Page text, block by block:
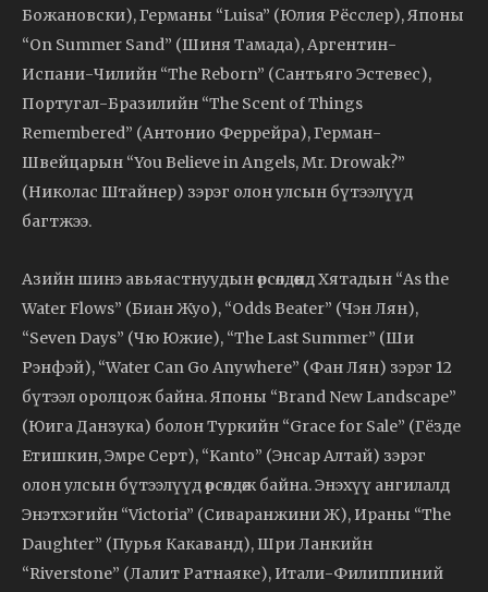
Божановски), Германы “Luisa” (Юлия Рёсслер), Японы
“On Summer Sand” (Шиня Тамада), Аргентин-
Испани-Чилийн “The Reborn” (Сантьяго Эстевес),
Португал-Бразилийн “The Scent of Things
Remembered” (Антонио Феррейра), Герман-
Швейцарын “You Believe in Angels, Mr. Drowak?”
(Николас Штайнер) зэрэг олон улсын бүтээлүүд
багтжээ.
Азийн шинэ авьяастнуудын өрсөлдөөнд Хятадын “As the
Water Flows” (Биан Жуо), “Odds Beater” (Чэн Лян),
“Seven Days” (Чю Южие), “The Last Summer” (Ши
Рэнфэй), “Water Can Go Anywhere” (Фан Лян) зэрэг 12
бүтээл оролцож байна. Японы “Brand New Landscape”
(Юига Данзука) болон Туркийн “Grace for Sale” (Гёзде
Етишкин, Эмре Серт), “Kanto” (Энсар Алтай) зэрэг
олон улсын бүтээлүүд өрсөлдөж байна. Энэхүү ангилалд
Энэтхэгийн “Victoria” (Сиваранжини Ж), Ираны “The
Daughter” (Пурья Какаванд), Шри Ланкийн
“Riverstone” (Лалит Ратнаяке), Итали-Филиппиний